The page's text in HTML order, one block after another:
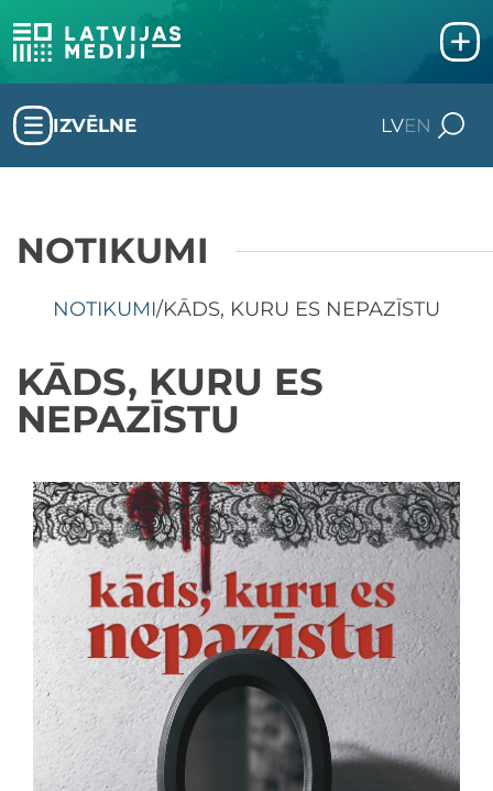
IZVĒLNE LVEN
NOTIKUMI
NOTIKUMI/KĀDS, KURU ES NEPAZĪSTU
KĀDS, KURU ES
NEPAZĪSTU